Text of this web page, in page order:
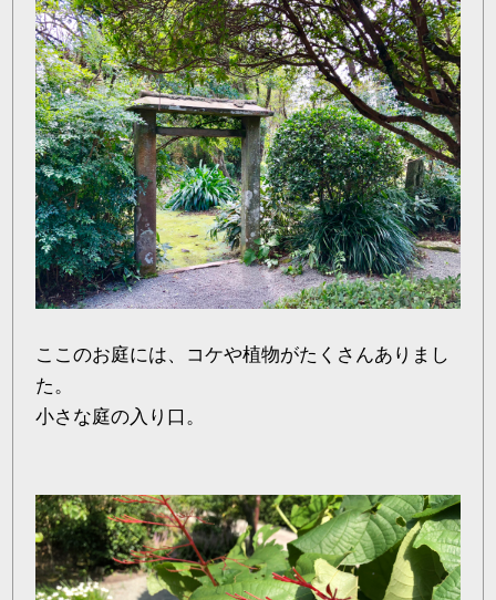
ここのお庭には、コケや植物がたくさんありまし
た。
小さな庭の入り口。